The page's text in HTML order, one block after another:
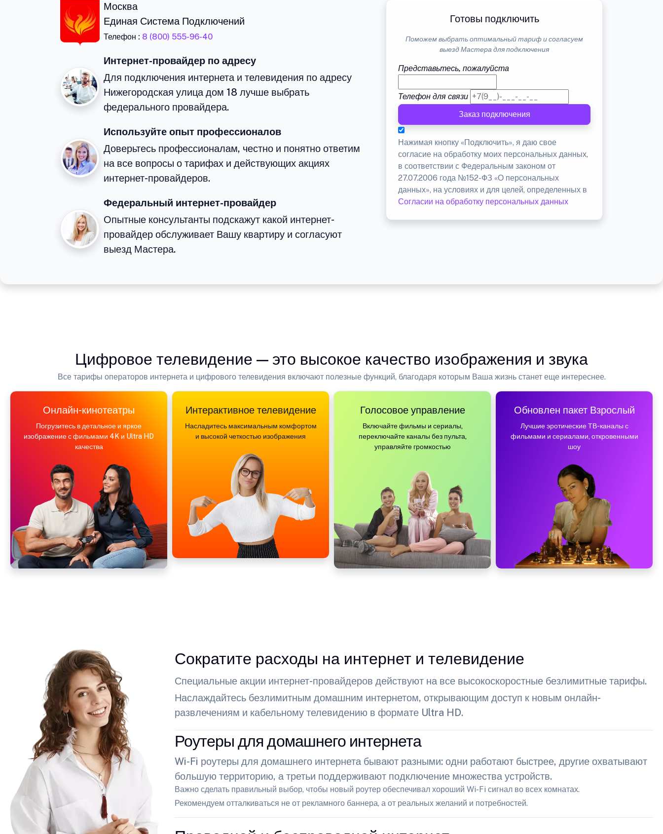
Москва
Единая Система Подключений
Телефон : 8 (800) 555-96-40
Интернет-провайдер по адресу
Для подключения интернета и телевидения по адресу
Нижегородская улица дом 18 лучше выбрать
федерального провайдера.
Используйте опыт профессионалов
Доверьтесь профессионалам, честно и понятно ответим
на все вопросы о тарифах и действующих акциях
интернет-провайдеров.
Федеральный интернет-провайдер
Опытные консультанты подскажут какой интернет-
провайдер обслуживает Вашу квартиру и согласуют
выезд Мастера.
Готовы подключить
Поможем выбрать оптимальный тариф и согласуем
выезд Мастера для подключения
Представьтесь, пожалуйста
Телефон для связи
Заказ подключения
Нажимая кнопку «Подключить», я даю свое
согласие на обработку моих персональных данных,
в соответствии с Федеральным законом от
27.07.2006 года №152-ФЗ «О персональных
данных», на условиях и для целей, определенных в
Согласии на обработку персональных данных
Цифровое телевидение — это высокое качество изображения и звука
Все тарифы операторов интернета и цифрового телевидения включают полезные функций, благодаря которым Ваша жизнь станет еще интереснее.
Онлайн-кинотеатры
Погрузитесь в детальное и яркое
изображение с фильмами 4K и Ultra HD
качества
Интерактивное телевидение
Насладитесь максимальным комфортом
и высокой четкостью изображения
Голосовое управление
Включайте фильмы и сериалы,
переключайте каналы без пульта,
управляйте громкостью
Обновлен пакет Взрослый
Лучшие эротические ТВ-каналы с
фильмами и сериалами, откровенными
шоу
Сократите расходы на интернет и телевидение
Специальные акции интернет-провайдеров действуют на все высокоскоростные безлимитные тарифы.
Наслаждайтесь безлимитным домашним интернетом, открывающим доступ к новым онлайн-
развлечениям и кабельному телевидению в формате Ultra HD.
Роутеры для домашнего интернета
Wi-Fi роутеры для домашнего интернета бывают разными: одни работают быстрее, другие охватывают
большую территорию, а третьи поддерживают подключение множества устройств.
Важно сделать правильный выбор, чтобы новый роутер обеспечивал хороший Wi-Fi сигнал во всех комнатах.
Рекомендуем отталкиваться не от рекламного баннера, а от реальных желаний и потребностей.